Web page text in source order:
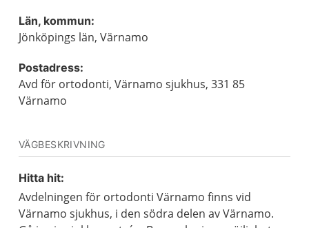
Län, kommun:
Jönköpings län, Värnamo
Postadress:
Avd för ortodonti, Värnamo sjukhus, 331 85
Värnamo
VÄGBESKRIVNING
Hitta hit:
Avdelningen för ortodonti Värnamo finns vid
Värnamo sjukhus, i den södra delen av Värnamo.